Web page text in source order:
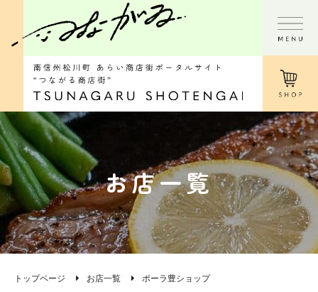
お店一覧
トップページ お店一覧 ポーラ豊ショップ